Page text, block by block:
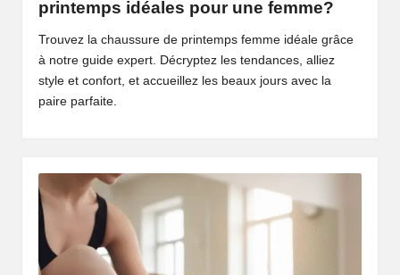
printemps idéales pour une femme?
Trouvez la chaussure de printemps femme idéale grâce
à notre guide expert. Décryptez les tendances, alliez
style et confort, et accueillez les beaux jours avec la
paire parfaite.